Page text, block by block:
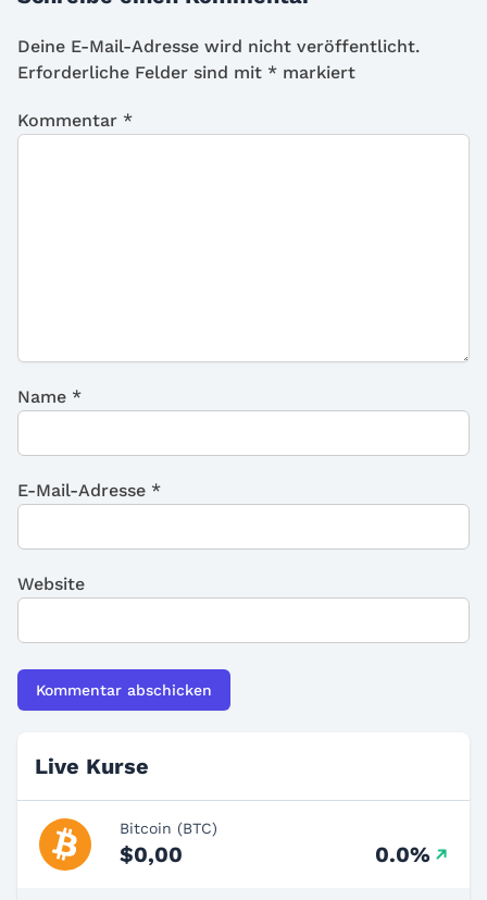
Deine E-Mail-Adresse wird nicht veröffentlicht.
Erforderliche Felder sind mit * markiert
Kommentar *
Name *
E-Mail-Adresse *
Website
Live Kurse
Bitcoin (BTC)
$0,00 0.0%